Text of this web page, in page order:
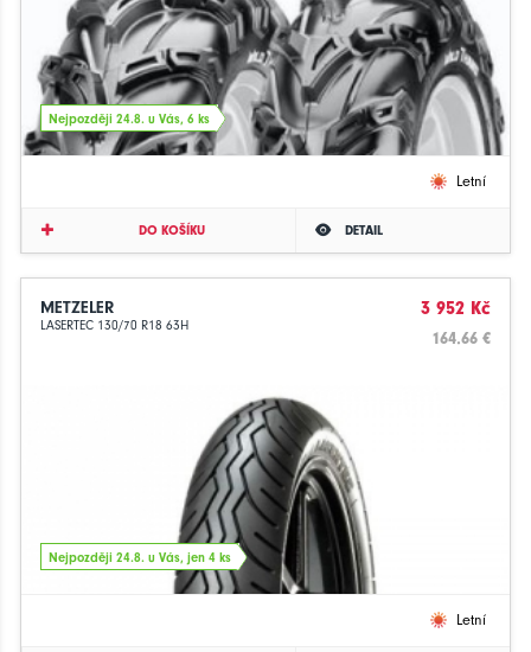
Nejpozději 24.8. u Vás, 6 ks
Letní
DO KOŠÍKU DETAIL
METZELER
LASERTEC 130/70 R18 63H
3 952 Kč
164.66 €
Nejpozději 24.8. u Vás, jen 4 ks
Letní